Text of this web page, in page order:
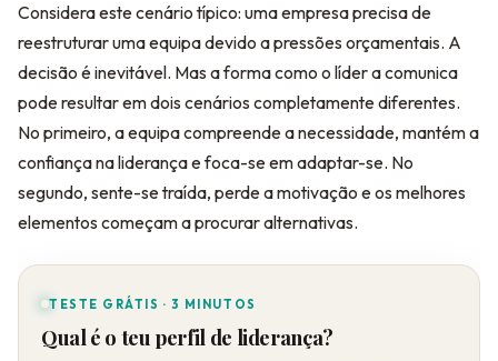
Considera este cenário típico: uma empresa precisa de
reestruturar uma equipa devido a pressões orçamentais. A
decisão é inevitável. Mas a forma como o líder a comunica
pode resultar em dois cenários completamente diferentes.
No primeiro, a equipa compreende a necessidade, mantém a
confiança na liderança e foca-se em adaptar-se. No
segundo, sente-se traída, perde a motivação e os melhores
elementos começam a procurar alternativas.
TESTE GRÁTIS · 3 MINUTOS
Qual é o teu perfil de liderança?